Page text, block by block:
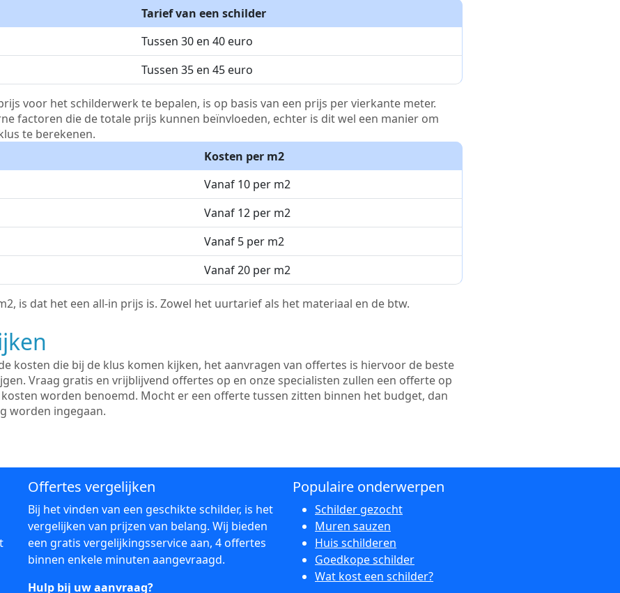
Tarief van een schilder
Tussen 30 en 40 euro
Tussen 35 en 45 euro
voor het schilderwerk te bepalen, is op basis van een prijs per vierkante meter.
factoren die de totale prijs kunnen beïnvloeden, echter is dit wel een manier om
te berekenen.
Kosten per m2
Vanaf 10 per m2
Vanaf 12 per m2
Vanaf 5 per m2
Vanaf 20 per m2
is dat het een all-in prijs is. Zowel het uurtarief als het materiaal en de btw.
kosten die bij de klus komen kijken, het aanvragen van offertes is hiervoor de beste
Vraag gratis en vrijblijvend offertes op en onze specialisten zullen een offerte op
worden benoemd. Mocht er een offerte tussen zitten binnen het budget, dan
worden ingegaan.
Offertes vergelijken
Bij het vinden van een geschikte schilder, is het
vergelijken van prijzen van belang. Wij bieden
een gratis vergelijkingsservice aan, 4 offertes
binnen enkele minuten aangevraagd.
Hulp bij uw aanvraag?
Populaire onderwerpen
Schilder gezocht
Muren sauzen
Huis schilderen
Goedkope schilder
Wat kost een schilder?